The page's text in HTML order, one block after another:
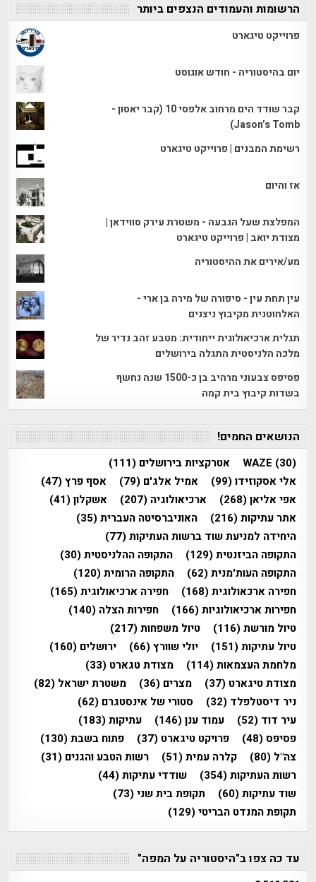
הרשומות והעמודים הנצפים ביותר
פרוייקט טיגארט
יום בהיסטוריה - חודש אוגוסט
קבר שודד הים מרחוב אלפסי 10 (קבר יאסון -
Jason’s Tomb)
רשימת המבנים | פרוייקט טיגארט
אז והיום
המפלצת שעל הגבעה - משטרת עירק סווידאן |
מצודת יואב | פרוייקט טיגארט
מע/אירים את ההיסטוריה
עין תחת עין - סיפורה של מירה בן ארי -
האלחוטנית מקיבוץ ניצנים
תגלית ארכיאולוגית ייחודית: מטבע זהב נדיר של
מלכה הלניסטית התגלה בירושלים
פסיפס צבעוני מרהיב בן כ-1500 שנה נחשף
בשדות קיבוץ בית קמה
הנושאים החמים!
WAZE (30) אטרקציות בירושלים (111)
אלי אסקוזידו(99) אמיל אלג'ם (79) אסף פרץ(47)
אפי אליאן(268) ארכיאולוגיה (207) אשקלון(41)
אתר עתיקות(216) האוניברסיטה העברית(35)
היחידה למניעת שוד ברשות העתיקות(77)
התקופה הביזנטית(129) התקופה ההלניסטית(30)
התקופה העות'מנית(62) התקופה הרומית(120)
חפירה ארכאולוגית(168) חפירה ארכיאולוגית(165)
חפירות ארכיאולוגיות(166) חפירות הצלה (140)
טיול מורשת(116) טיול משפחות(217)
טיול עתיקות(151) יולי שוורץ(66) ירושלים (160)
מלחמת העצמאות(114) מצודת טגארט (33)
מצודת טיגארט (37) מצרים (36) משטרת ישראל (82)
ניר דיסטלפלד (32) סטורי של אינסטגרם (62)
עיר דוד (52) עמוד ענן(146) עתיקות(183)
פסיפס(48) פרויקט טיגארט (37) פתוח בשבת(130)
צה"ל (80) קלרה עמית(51) רשות הטבע והגנים (31)
רשות העתיקות(354) שודדי עתיקות(44)
שוד עתיקות(60) תקופת בית שני(73)
תקופת המנדט הבריטי(129)
עד כה צפו ב"היסטוריה על המפה"